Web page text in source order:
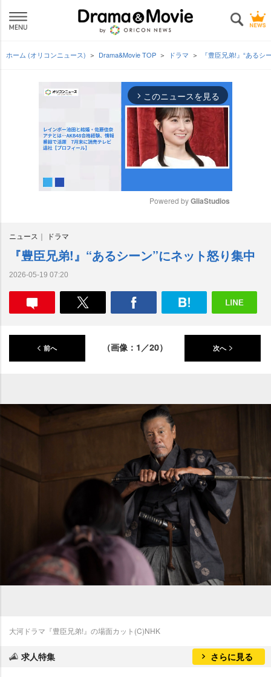
ホーム (オリコンニュース) Drama&Movie TOP ドラマ 『豊臣兄弟!』“ある
arrow_forward_ios このニュースを見る
e
Powered by GliaStudios
ニュース ドラマ
『豊臣兄弟!』“あるシーン”にネット怒り集中
2026-05-19 07:20
前へ （画像：1／20） 次へ
大河ドラマ『豊臣兄弟!』の場面カット(C)NHK
求人特集 さらに見る